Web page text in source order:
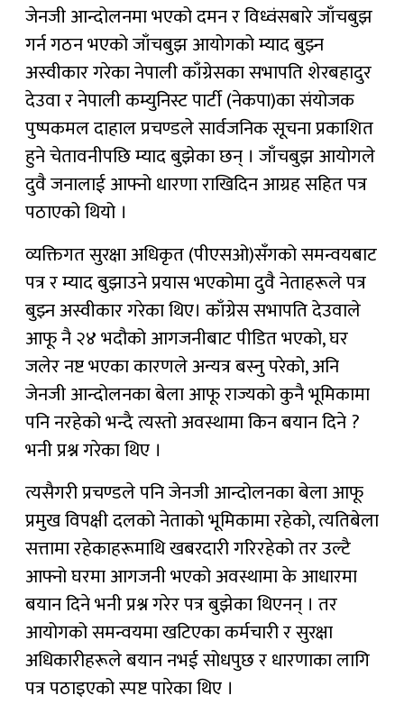
जेनजी आन्दोलनमा भएको दमन र विध्वंसबारे जाँचबुझ
गर्न गठन भएको जाँचबुझ आयोगको म्याद बुझ्न
अस्वीकार गरेका नेपाली काँग्रेसका सभापति शेरबहादुर
देउवा र नेपाली कम्युनिस्ट पार्टी (नेकपा)का संयोजक
पुष्पकमल दाहाल प्रचण्डले सार्वजनिक सूचना प्रकाशित
हुने चेतावनीपछि म्याद बुझेका छन् । जाँचबुझ आयोगले
दुवै जनालाई आफ्नो धारणा राखिदिन आग्रह सहित पत्र
पठाएको थियो ।
व्यक्तिगत सुरक्षा अधिकृत (पीएसओ)सँगको समन्वयबाट
पत्र र म्याद बुझाउने प्रयास भएकोमा दुवै नेताहरूले पत्र
बुझ्न अस्वीकार गरेका थिए। काँग्रेस सभापति देउवाले
आफू नै २४ भदौको आगजनीबाट पीडित भएको, घर
जलेर नष्ट भएका कारणले अन्यत्र बस्नु परेको, अनि
जेनजी आन्दोलनका बेला आफू राज्यको कुनै भूमिकामा
पनि नरहेको भन्दै त्यस्तो अवस्थामा किन बयान दिने ?
भनी प्रश्न गरेका थिए ।
त्यसैगरी प्रचण्डले पनि जेनजी आन्दोलनका बेला आफू
प्रमुख विपक्षी दलको नेताको भूमिकामा रहेको, त्यतिबेला
सत्तामा रहेकाहरूमाथि खबरदारी गरिरहेको तर उल्टै
आफ्नो घरमा आगजनी भएको अवस्थामा के आधारमा
बयान दिने भनी प्रश्न गरेर पत्र बुझेका थिएनन् । तर
आयोगको समन्वयमा खटिएका कर्मचारी र सुरक्षा
अधिकारीहरूले बयान नभई सोधपुछ र धारणाका लागि
पत्र पठाइएको स्पष्ट पारेका थिए ।